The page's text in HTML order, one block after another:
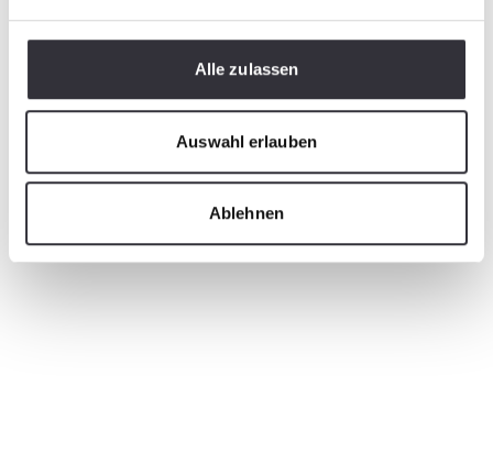
Alle zulassen
Auswahl erlauben
Ablehnen